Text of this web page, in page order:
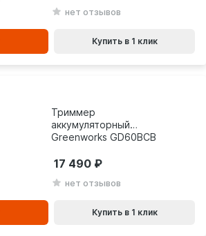
нет отзывов
Купить в 1 клик
Триммер
аккумуляторный
Greenworks GD60BCB
нет отзывов
17 490
Купить в 1 клик